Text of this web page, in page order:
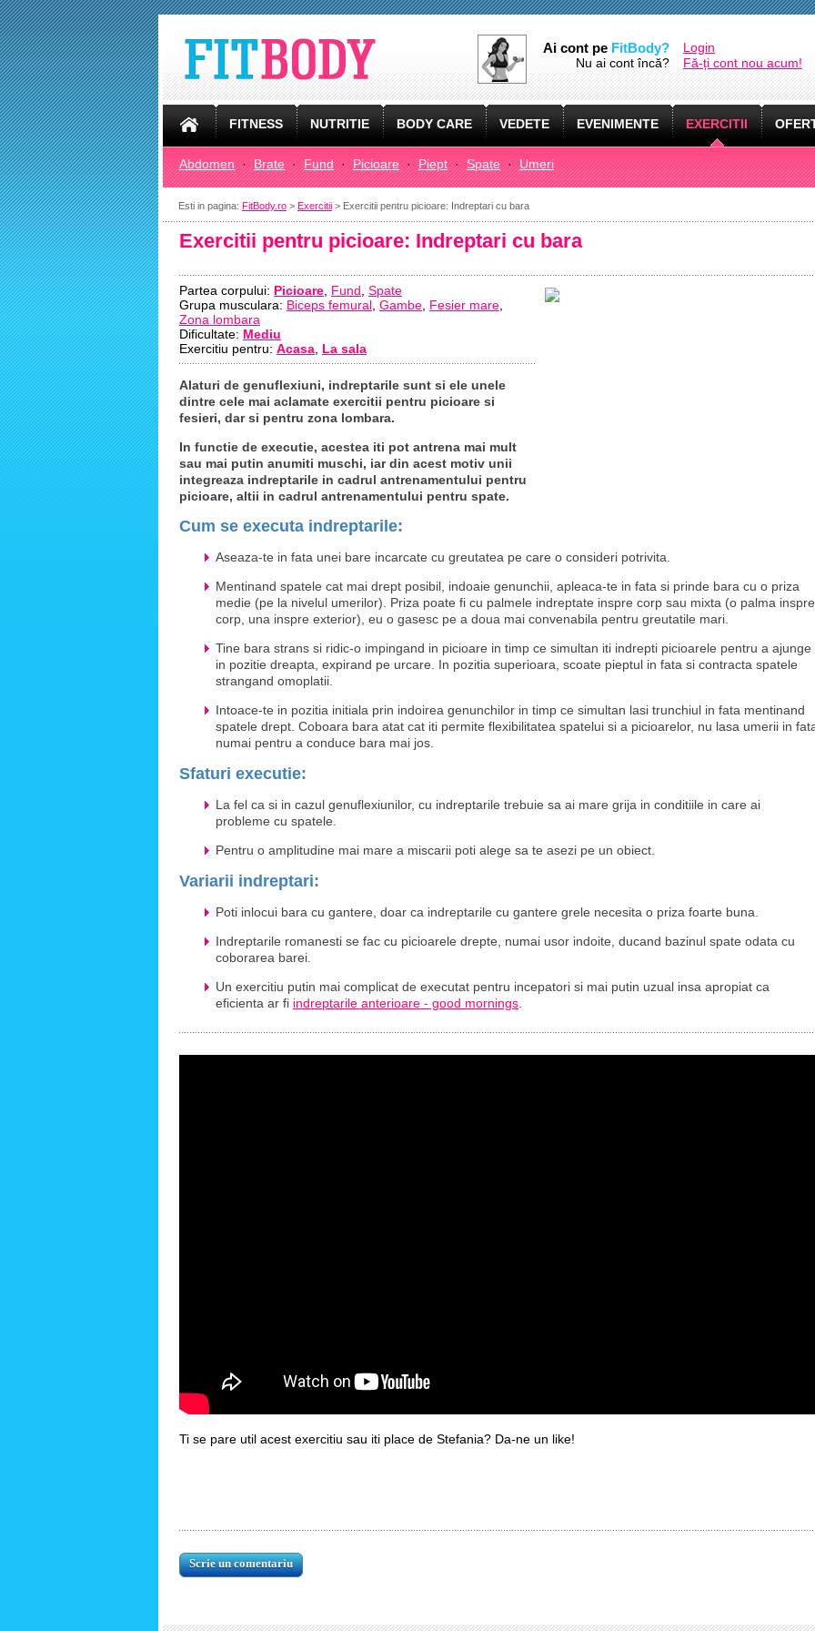
Ai cont pe FitBody?
Login
Nu ai cont încă?
Fă-ți cont nou acum!
FITNESS NUTRITIE BODY CARE VEDETE EVENIMENTE EXERCITII
Abdomen · Brate · Fund · Picioare · Piept · Spate · Umeri
Esti in pagina: FitBody.ro > Exercitii > Exercitii pentru picioare: Indreptari cu bara
Exercitii pentru picioare: Indreptari cu bara
Partea corpului: Picioare Fund Spate
Grupa musculara: Biceps femural Gambe Fesier mare
Zona lombara
Dificultate: Mediu
Exercitiu pentru: Acasa La sala
Alaturi de genuflexiuni, indreptarile sunt si ele unele
dintre cele mai aclamate exercitii pentru picioare si
fesieri, dar si pentru zona lombara.
In functie de executie, acestea iti pot antrena mai mult
sau mai putin anumiti muschi, iar din acest motiv unii
integreaza indreptarile in cadrul antrenamentului pentru
picioare, altii in cadrul antrenamentului pentru spate.
Cum se executa indreptarile:
Aseaza-te in fata unei bare incarcate cu greutatea pe care o consideri potrivita.
Mentinand spatele cat mai drept posibil, indoaie genunchii, apleaca-te in fata si prinde bara cu o priza
medie (pe la nivelul umerilor). Priza poate fi cu palmele indreptate inspre corp sau mixta (o palma inspre
corp, una inspre exterior), eu o gasesc pe a doua mai convenabila pentru greutatile mari.
Tine bara strans si ridic-o impingand in picioare in timp ce simultan iti indrepti picioarele pentru a ajunge
in pozitie dreapta, expirand pe urcare. In pozitia superioara, scoate pieptul in fata si contracta spatele
strangand omoplatii.
Intoace-te in pozitia initiala prin indoirea genunchilor in timp ce simultan lasi trunchiul in fata mentinand
spatele drept. Coboara bara atat cat iti permite flexibilitatea spatelui si a picioarelor, nu lasa umerii in
numai pentru a conduce bara mai jos.
Sfaturi executie:
La fel ca si in cazul genuflexiunilor, cu indreptarile trebuie sa ai mare grija in conditiile in care ai
probleme cu spatele.
Pentru o amplitudine mai mare a miscarii poti alege sa te asezi pe un obiect.
Variarii indreptari:
Poti inlocui bara cu gantere, doar ca indreptarile cu gantere grele necesita o priza foarte buna.
Indreptarile romanesti se fac cu picioarele drepte, numai usor indoite, ducand bazinul spate odata cu
coborarea barei.
Un exercitiu putin mai complicat de executat pentru incepatori si mai putin uzual insa apropiat ca
eficienta ar fi indreptarile anterioare - good mornings
Ti se pare util acest exercitiu sau iti place de Stefania? Da-ne un like!